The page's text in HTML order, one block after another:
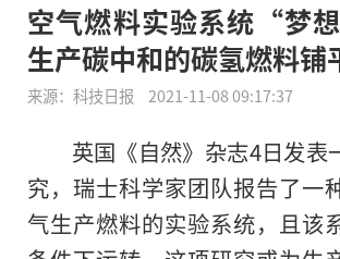
空气燃料实验系统“梦
生产碳中和的碳氢燃料铺
来源：科技日报 2021-11-08 09:17:37
英国《自然》杂志4日发表
究，瑞士科学家团队报告了一
气生产燃料的实验系统，且该